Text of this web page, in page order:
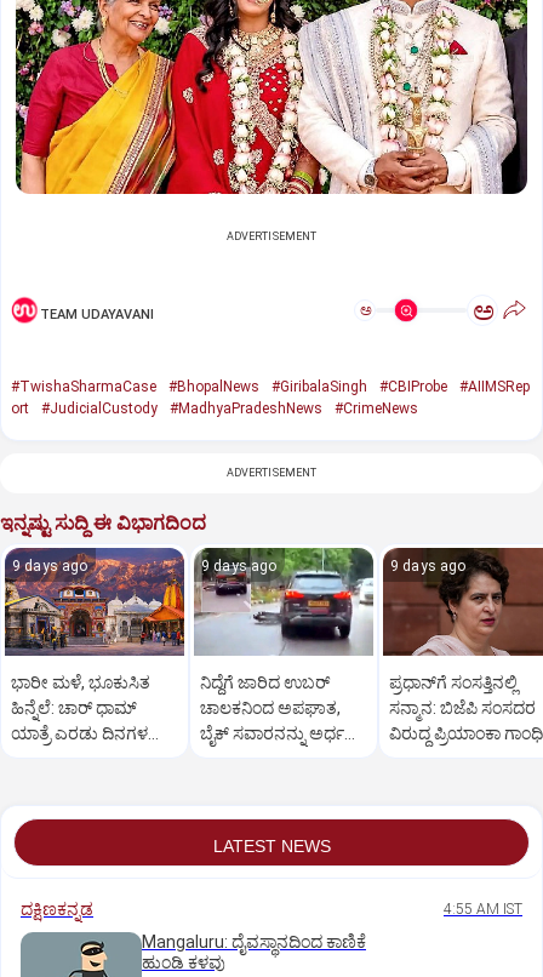
ADVERTISEMENT
TEAM UDAYAVANI ಅ ಅ
#TwishaSharmaCase #BhopalNews #GiribalaSingh #CBIProbe
#AIIMSRep
ort
#JudicialCustody #MadhyaPradeshNews #CrimeNews
ADVERTISEMENT
ಇನ್ನಷ್ಟು ಸುದ್ದಿ ಈ ವಿಭಾಗದಿಂದ
9 days ago
ಭಾರೀ ಮಳೆ, ಭೂಕುಸಿತ
ಹಿನ್ನೆಲೆ: ಚಾರ್ ಧಾಮ್
ಯಾತ್ರೆ ಎರಡು ದಿನಗಳ
9 days ago
ನಿದ್ದೆಗೆ ಜಾರಿದ ಉಬರ್
ಚಾಲಕನಿಂದ ಅಪಘಾತ,
ಬೈಕ್ ಸವಾರನನ್ನು ಅರ್ಧ
9 days ago
ಪ್ರಧಾನ್‌ಗೆ ಸಂಸತ್ತಿನಲ್ಲಿ
ಸನ್ಮಾನ: ಬಿಜೆಪಿ ಸಂಸದರ
ವಿರುದ್ಧ ಪ್ರಿಯಾಂಕಾ ಗಾಂಧಿ
LATEST NEWS
ದಕ್ಷಿಣಕನ್ನಡ 4:55 AM IST
Mangaluru: ದೈವಸ್ಥಾನದಿಂದ ಕಾಣಿಕೆ
ಹುಂಡಿ ಕಳವು